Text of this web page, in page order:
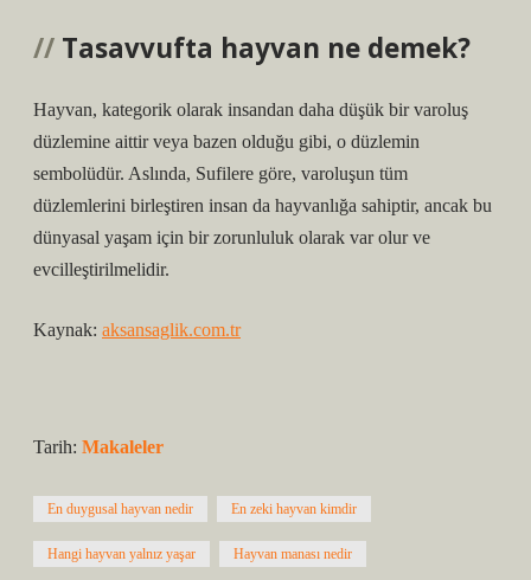
Tasavvufta hayvan ne demek?
Hayvan, kategorik olarak insandan daha düşük bir varoluş
düzlemine aittir veya bazen olduğu gibi, o düzlemin
sembolüdür. Aslında, Sufilere göre, varoluşun tüm
düzlemlerini birleştiren insan da hayvanlığa sahiptir, ancak bu
dünyasal yaşam için bir zorunluluk olarak var olur ve
evcilleştirilmelidir.
Kaynak: aksansaglik.com.tr
Tarih: Makaleler
En duygusal hayvan nedir En zeki hayvan kimdir
Hangi hayvan yalnız yaşar Hayvan manası nedir